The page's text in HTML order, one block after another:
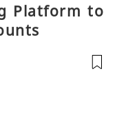
Platform to